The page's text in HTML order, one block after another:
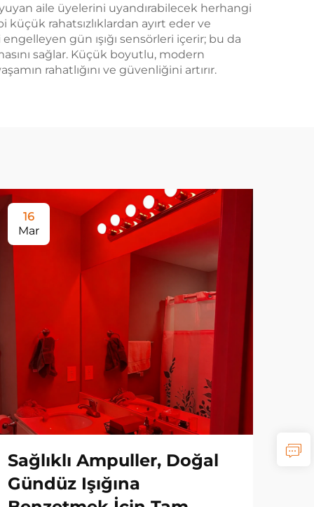
aile üyelerini uyandırabilecek herhangi
küçük rahatsızlıklardan ayırt eder ve
gün ışığı sensörleri içerir; bu da
sağlar. Küçük boyutlu, modern
rahatlığını ve güvenliğini artırır.
16
Mar
Sağlıklı Ampuller, Doğal
Gündüz Işığına